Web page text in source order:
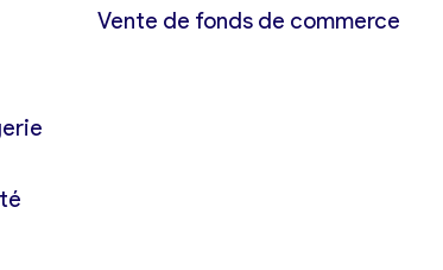
Vente de fonds de commerce